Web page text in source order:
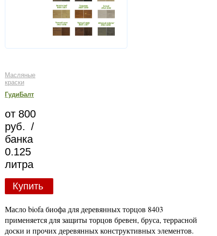
Масляные
краски
ГудиБалт
от 800
руб. /
банка
0.125
литра
Купить
Масло biofa биофа для деревянных торцов 8403
применяется для защиты торцов бревен, бруса, террасной
доски и прочих деревянных конструктивных элементов.